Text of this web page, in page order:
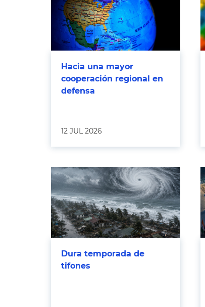
Hacia una mayor
cooperación regional en
defensa
12 JUL 2026
Dura temporada de
tifones